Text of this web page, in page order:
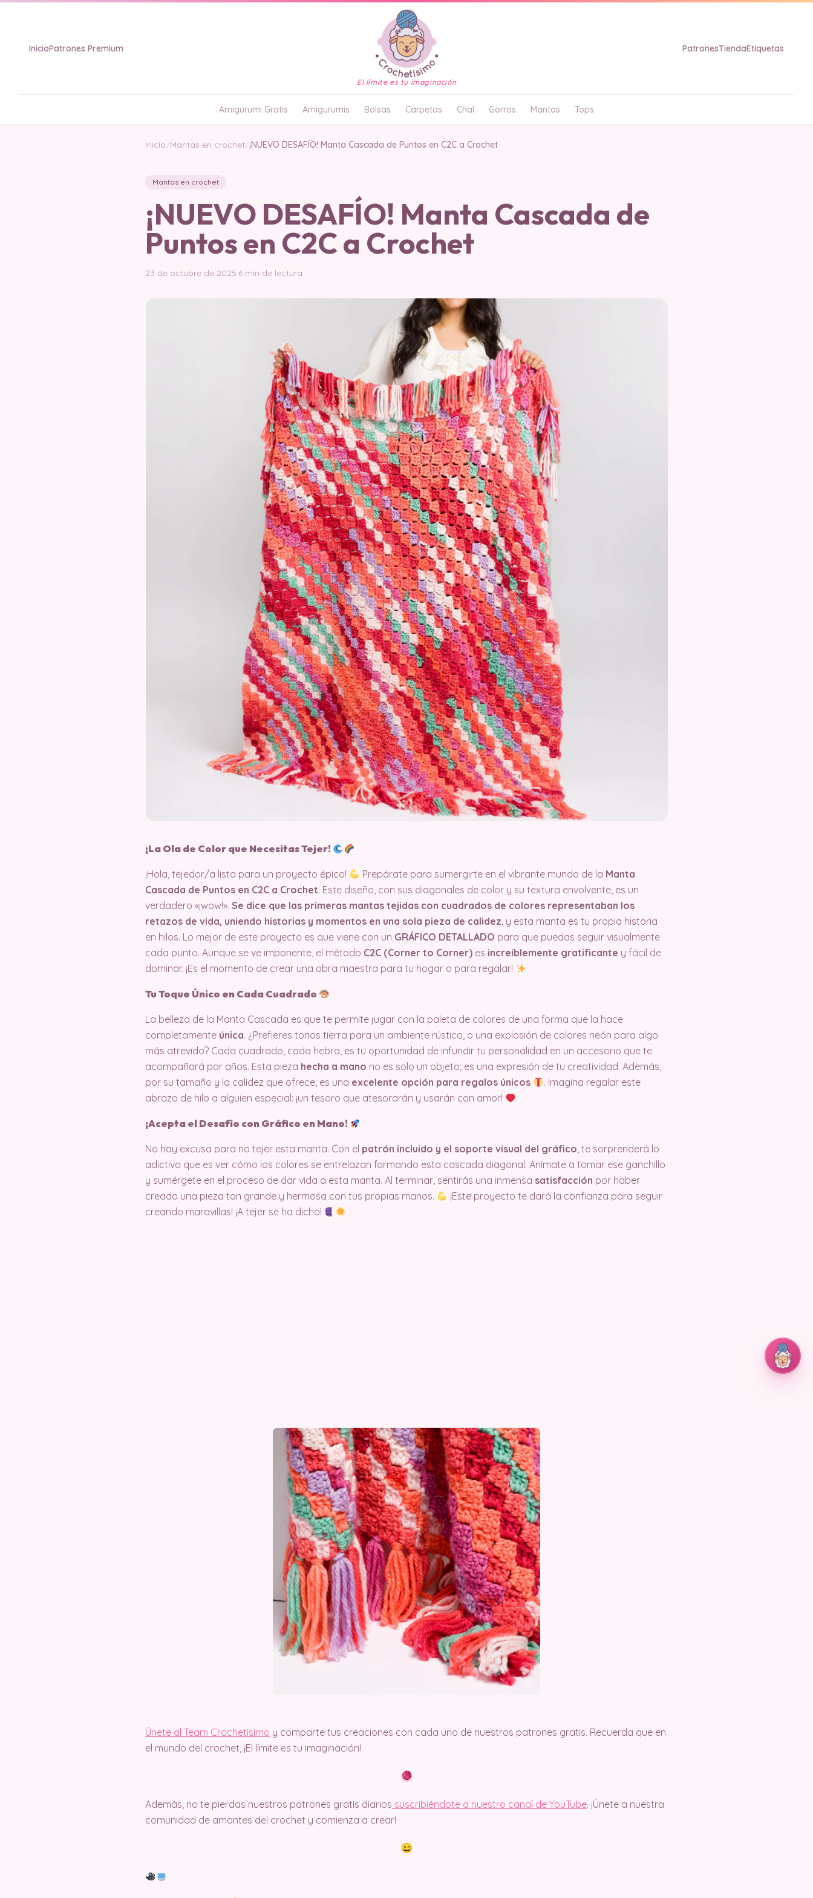
InicioPatrones Premium
El límite es tu imaginación
PatronesTiendaEtiquetas
Amigurumi Gratis Amigurumis Bolsas Carpetas Chal Gorros Mantas Tops
Inicio/Mantas en crochet/¡NUEVO DESAFÍO! Manta Cascada de Puntos en C2C a Crochet
Mantas en crochet
¡NUEVO DESAFÍO! Manta Cascada de
Puntos en C2C a Crochet
23 de octubre de 2025·6 min de lectura
¡La Ola de Color que Necesitas Tejer!
¡Hola, tejedor/a lista para un proyecto épico! Prepárate para sumergirte en el vibrante mundo de la Manta
Cascada de Puntos en C2C a Crochet. Este diseño, con sus diagonales de color y su textura envolvente, es un
verdadero «¡wow!». Se dice que las primeras mantas tejidas con cuadrados de colores representaban los
retazos de vida, uniendo historias y momentos en una sola pieza de calidez, y esta manta es tu propia historia
en hilos. Lo mejor de este proyecto es que viene con un GRÁFICO DETALLADO para que puedas seguir visualmente
cada punto. Aunque se ve imponente, el método C2C (Corner to Corner) es increíblemente gratificante y fácil de
dominar. ¡Es el momento de crear una obra maestra para tu hogar o para regalar!
Tu Toque Único en Cada Cuadrado
La belleza de la Manta Cascada es que te permite jugar con la paleta de colores de una forma que la hace
completamente única. ¿Prefieres tonos tierra para un ambiente rústico, o una explosión de colores neón para algo
más atrevido? Cada cuadrado, cada hebra, es tu oportunidad de infundir tu personalidad en un accesorio que te
acompañará por años. Esta pieza hecha a mano no es solo un objeto; es una expresión de tu creatividad. Además,
por su tamaño y la calidez que ofrece, es una excelente opción para regalos únicos
. Imagina regalar este
abrazo de hilo a alguien especial: ¡un tesoro que atesorarán y usarán con amor!
¡Acepta el Desafío con Gráfico en Mano!
No hay excusa para no tejer esta manta. Con el patrón incluido y el soporte visual del gráfico, te sorprenderá lo
adictivo que es ver cómo los colores se entrelazan formando esta cascada diagonal. Anímate a tomar ese ganchillo
y sumérgete en el proceso de dar vida a esta manta. Al terminar, sentirás una inmensa satisfacción por haber
creado una pieza tan grande y hermosa con tus propias manos.
¡Este proyecto te dará la confianza para seguir
creando maravillas! ¡A tejer se ha dicho!
Únete al Team Crochetisimo y comparte tus creaciones con cada uno de nuestros patrones gratis. Recuerda que en
el mundo del crochet, ¡El límite es tu imaginación!
Además, no te pierdas nuestros patrones gratis diarios suscribiéndote a nuestro canal de YouTube. ¡Únete a nuestra
comunidad de amantes del crochet y comienza a crear!